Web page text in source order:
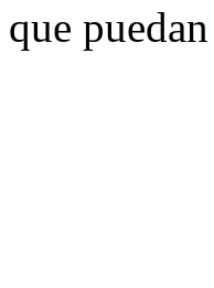
que